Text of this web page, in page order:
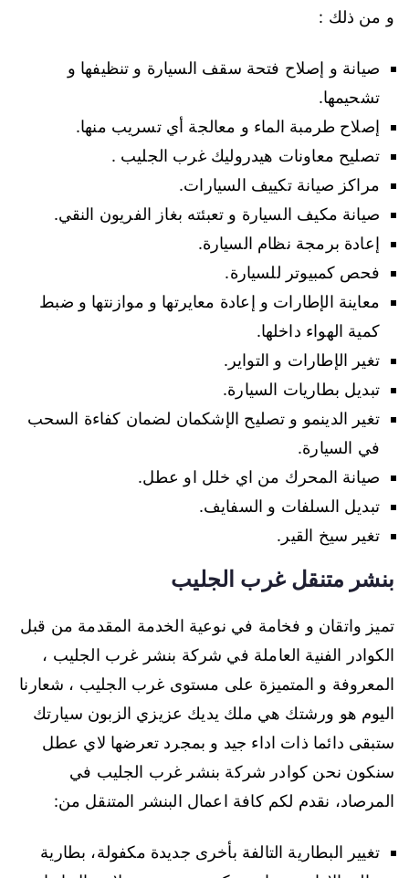
و من ذلك :
صيانة و إصلاح فتحة سقف السيارة و تنظيفها و
تشحيمها.
إصلاح طرمبة الماء و معالجة أي تسريب منها.
تصليح معاونات هيدروليك غرب الجليب .
مراكز صيانة تكييف السيارات.
صيانة مكيف السيارة و تعبئته بغاز الفريون النقي.
إعادة برمجة نظام السيارة.
فحص كمبيوتر للسيارة.
معاينة الإطارات و إعادة معايرتها و موازنتها و ضبط
كمية الهواء داخلها.
تغير الإطارات و التواير.
تبديل بطاريات السيارة.
تغير الدينمو و تصليح الإشكمان لضمان كفاءة السحب
في السيارة.
صيانة المحرك من اي خلل او عطل.
تبديل السلفات و السفايف.
تغير سيخ القير.
بنشر متنقل غرب الجليب
تميز واتقان و فخامة في نوعية الخدمة المقدمة من قبل
الكوادر الفنية العاملة في شركة بنشر غرب الجليب ،
المعروفة و المتميزة على مستوى غرب الجليب ، شعارنا
اليوم هو ورشتك هي ملك يديك عزيزي الزبون سيارتك
ستبقى دائما ذات اداء جيد و بمجرد تعرضها لاي عطل
سنكون نحن كوادر شركة بنشر غرب الجليب في
المرصاد، نقدم لكم كافة اعمال البنشر المتنقل من:
تغيير البطارية التالفة بأخرى جديدة مكفولة، بطارية